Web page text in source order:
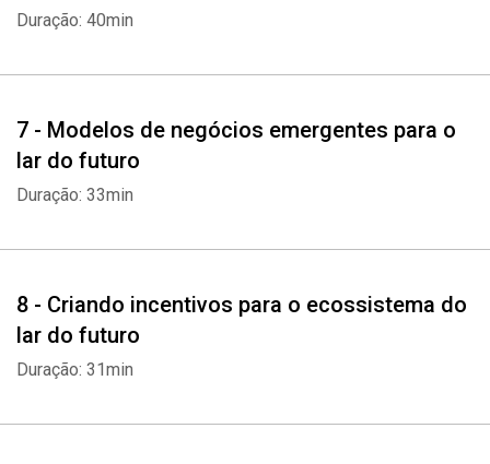
Duração: 40min
7 - Modelos de negócios emergentes para o
lar do futuro
Duração: 33min
8 - Criando incentivos para o ecossistema do
lar do futuro
Duração: 31min